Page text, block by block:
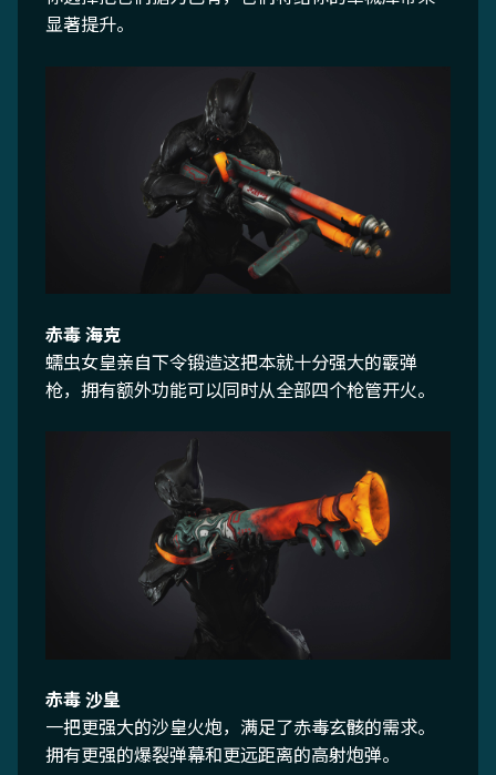
显著提升。
赤毒 海克
蠕虫女皇亲自下令锻造这把本就十分强大的霰弹
枪，拥有额外功能可以同时从全部四个枪管开火。
赤毒 沙皇
一把更强大的沙皇火炮，满足了赤毒玄骸的需求。
拥有更强的爆裂弹幕和更远距离的高射炮弹。